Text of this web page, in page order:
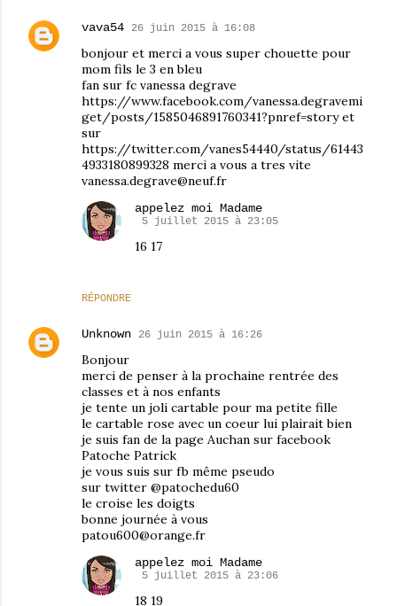
vava54 26 juin 2015 à 16:08
bonjour et merci a vous super chouette pour
mom fils le 3 en bleu
fan sur fc vanessa degrave
https://www.facebook.com/vanessa.degravemi
get/posts/1585046891760341?pnref=story et
sur
https://twitter.com/vanes54440/status/61443
4933180899328 merci a vous a tres vite
vanessa.degrave@neuf.fr
RÉPONDRE
appelez moi Madame
5 juillet 2015 à 23:05
16 17
Unknown 26 juin 2015 à 16:26
Bonjour
merci de penser à la prochaine rentrée des
classes et à nos enfants
je tente un joli cartable pour ma petite fille
le cartable rose avec un coeur lui plairait bien
je suis fan de la page Auchan sur facebook
Patoche Patrick
je vous suis sur fb même pseudo
sur twitter @patochedu60
le croise les doigts
bonne journée à vous
patou600@orange.fr
appelez moi Madame
5 juillet 2015 à 23:06
18 19